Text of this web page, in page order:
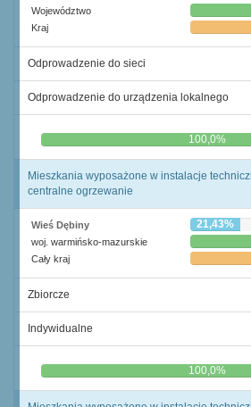
Województwo
Kraj
Odprowadzenie do sieci
Odprowadzenie do urządzenia lokalnego
0,0% 100,0%
Mieszkania wyposażone w instalacje
centralne ogrzewanie
Wieś Dębiny 21,43%
woj. warmińsko-mazurskie
Cały kraj
Zbiorcze
Indywidualne
0,0% 100,0%